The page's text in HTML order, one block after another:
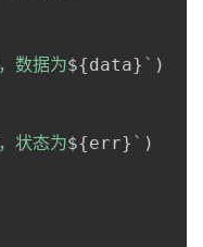
数据为${data} ` )
状态为${err} ` )